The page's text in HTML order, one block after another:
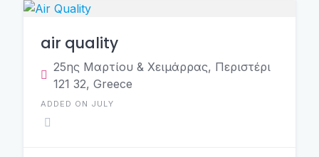
air quality
25ης Μαρτίου & Χειμάρρας, Περιστέρι
121 32, Greece
ADDED ON JULY